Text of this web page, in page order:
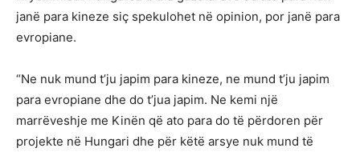
janë para kineze siç spekulohet në opinion, por janë para
evropiane.
“Ne nuk mund t’ju japim para kineze, ne mund t’ju japim
para evropiane dhe do t’jua japim. Ne kemi një
marrëveshje me Kinën që ato para do të përdoren për
projekte në Hungari dhe për këtë arsye nuk mund të